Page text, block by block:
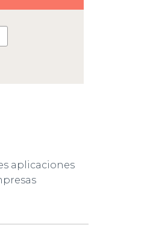
aplicaciones